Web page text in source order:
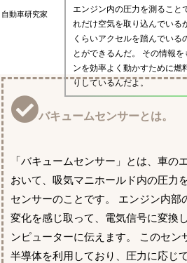
自動車研究家
エンジン内の圧力を測ること
れだけ空気を取り込んでいる
くらいアクセルを踏んでいる
とができるんだ。 その情報
ンを効率よく動かすために燃
りしているんだよ。
バキュームセンサーとは。
「バキュームセンサー」とは、車の
おいて、吸気マニホールド内の圧力
センサーのことです。 エンジン内部
変化を感じ取って、電気信号に変換
ンピューターに伝えます。 このセン
半導体を利用しており、圧力に応じ